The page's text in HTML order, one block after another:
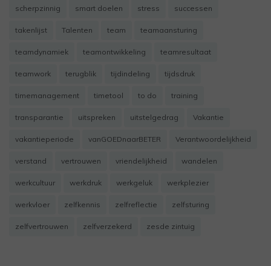
scherpzinnig smart doelen stress successen
takenlijst Talenten team teamaansturing
teamdynamiek teamontwikkeling teamresultaat
teamwork terugblik tijdindeling tijdsdruk
timemanagement timetool to do training
transparantie uitspreken uitstelgedrag Vakantie
vakantieperiode vanGOEDnaarBETER Verantwoordelijkheid
verstand vertrouwen vriendelijkheid wandelen
werkcultuur werkdruk werkgeluk werkplezier
werkvloer zelfkennis zelfreflectie zelfsturing
zelfvertrouwen zelfverzekerd zesde zintuig